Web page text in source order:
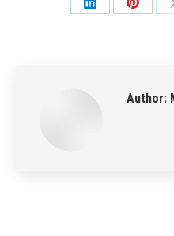
Share
Share
Author: